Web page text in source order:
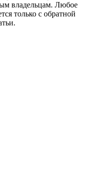
владельцам. Любое
только с обратной